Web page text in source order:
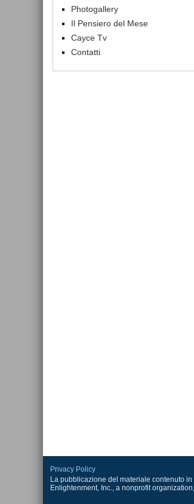
Photogallery
Il Pensiero del Mese
Cayce Tv
Contatti
Privacy Policy
La pubblicazione del materiale contenuto in
Enlightenment, Inc., a nonprofit